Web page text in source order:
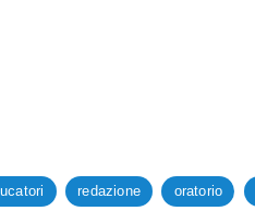
redazione oratorio